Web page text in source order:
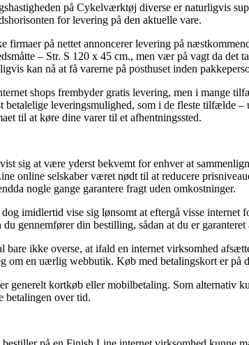
på Cykelværktøj diverse er naturligvis
for levering på den aktuelle vare.
firmaer på nettet annoncerer levering på
– Str. S 120 x 45 cm., men vær på vagt da det
kan nå at få varerne på posthuset inden
shops frembyder gratis levering, men i mange
betalelige leveringsmulighed, som i de fleste tilfælde
til at køre dine varer til et afhentningssted.
sig at være yderst bekvemt for enhver at
online selskaber været nødt til at reducere
nogle gange garantere fragt uden omkostninger.
imidlertid vise sig lønsomt at eftergå visse
du gennemfører din bestilling, sådan at du er
bare ikke overse, at ifald en internet virksomhed
om en uærlig webbutik. Køb med betalingskort er på
generelt kortkøb eller mobilbetaling. Som alternativ
betalingen over tid.